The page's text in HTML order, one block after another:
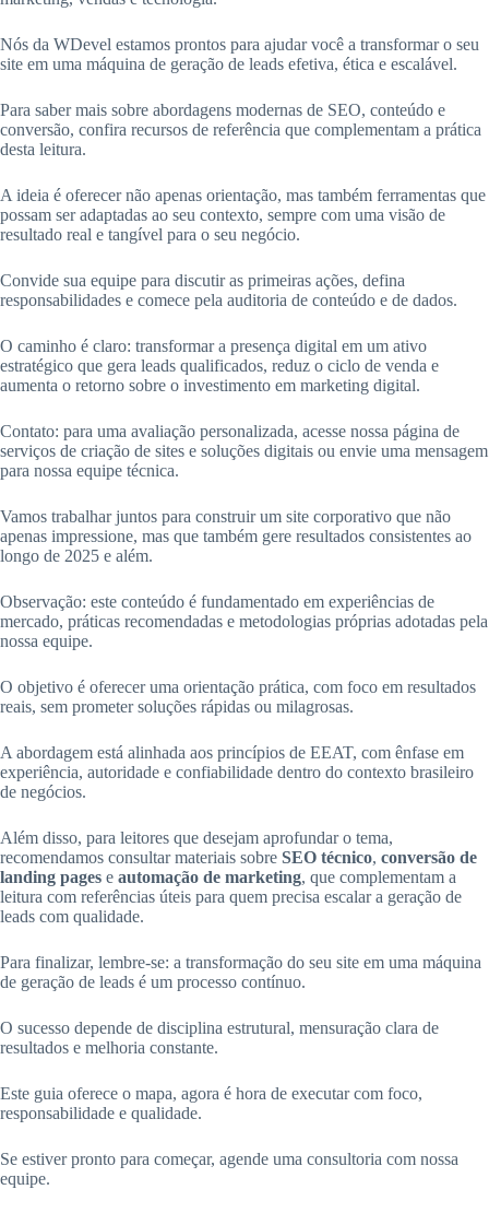
Nós da WDevel estamos prontos para ajudar você a transformar o seu
site em uma máquina de geração de leads efetiva, ética e escalável.
Para saber mais sobre abordagens modernas de SEO, conteúdo e
conversão, confira recursos de referência que complementam a prática
desta leitura.
A ideia é oferecer não apenas orientação, mas também ferramentas que
possam ser adaptadas ao seu contexto, sempre com uma visão de
resultado real e tangível para o seu negócio.
Convide sua equipe para discutir as primeiras ações, defina
responsabilidades e comece pela auditoria de conteúdo e de dados.
O caminho é claro: transformar a presença digital em um ativo
estratégico que gera leads qualificados, reduz o ciclo de venda e
aumenta o retorno sobre o investimento em marketing digital.
Contato: para uma avaliação personalizada, acesse nossa página de
serviços de criação de sites e soluções digitais ou envie uma mensagem
para nossa equipe técnica.
Vamos trabalhar juntos para construir um site corporativo que não
apenas impressione, mas que também gere resultados consistentes ao
longo de 2025 e além.
Observação: este conteúdo é fundamentado em experiências de
mercado, práticas recomendadas e metodologias próprias adotadas pela
nossa equipe.
O objetivo é oferecer uma orientação prática, com foco em resultados
reais, sem prometer soluções rápidas ou milagrosas.
A abordagem está alinhada aos princípios de EEAT, com ênfase em
experiência, autoridade e confiabilidade dentro do contexto brasileiro
de negócios.
Além disso, para leitores que desejam aprofundar o tema,
recomendamos consultar materiais sobre SEO técnico, conversão de
landing pages e automação de marketing, que complementam a
leitura com referências úteis para quem precisa escalar a geração de
leads com qualidade.
Para finalizar, lembre-se: a transformação do seu site em uma máquina
de geração de leads é um processo contínuo.
O sucesso depende de disciplina estrutural, mensuração clara de
resultados e melhoria constante.
Este guia oferece o mapa, agora é hora de executar com foco,
responsabilidade e qualidade.
Se estiver pronto para começar, agende uma consultoria com nossa
equipe.